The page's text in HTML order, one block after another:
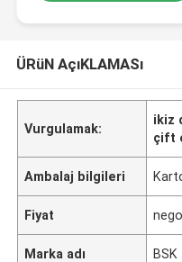
ÜRüN AçıKLAMASı
Vurgulamak:
ikiz
çift
Ambalaj bilgileri
Fiyat
Marka adı BSK